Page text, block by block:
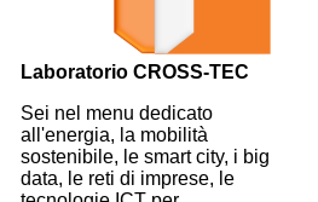
Laboratorio CROSS-TEC
Sei nel menu dedicato
all'energia, la mobilità
sostenibile, le smart city, i big
data, le reti di imprese, le